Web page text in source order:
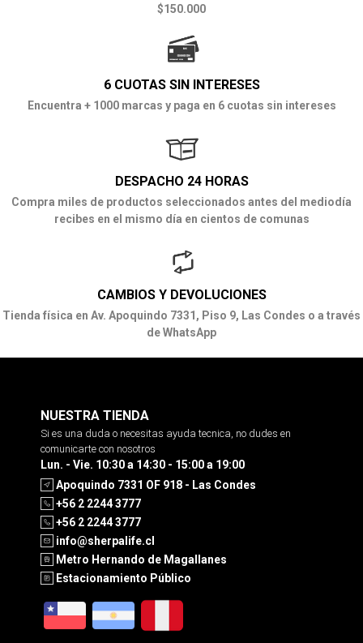
$150.000
6 CUOTAS SIN INTERESES
Encuentra + 1000 marcas y paga en 6 cuotas sin intereses
DESPACHO 24 HORAS
Compra miles de productos seleccionados antes del mediodía
recibes en el mismo día en cientos de comunas
CAMBIOS Y DEVOLUCIONES
Tienda física en Av. Apoquindo 7331, Piso 9, Las Condes o a través
de WhatsApp
NUESTRA TIENDA
Si es una duda o necesitas ayuda tecnica, no dudes en
comunicarte con nosotros
Lun. - Vie. 10:30 a 14:30 - 15:00 a 19:00
Apoquindo 7331 OF 918 - Las Condes
+56 2 2244 3777
+56 2 2244 3777
info@sherpalife.cl
Metro Hernando de Magallanes
Estacionamiento Público